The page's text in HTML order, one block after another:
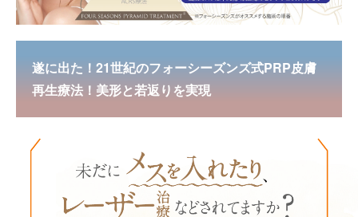
遂に出た！21世紀のフォーシーズンズ式PRP皮膚
再生療法！美形と若返りを実現